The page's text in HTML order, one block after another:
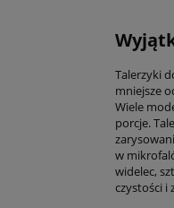
Talerzyki
mniejsze
Wiele
porcje.
w
widelec,
czystości i